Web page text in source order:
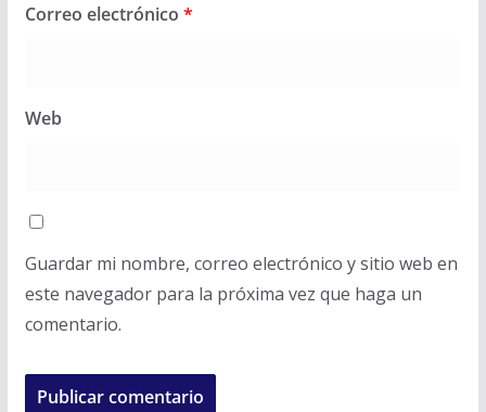
Correo electrónico *
Web
Guardar mi nombre, correo electrónico y sitio web en
este navegador para la próxima vez que haga un
comentario.